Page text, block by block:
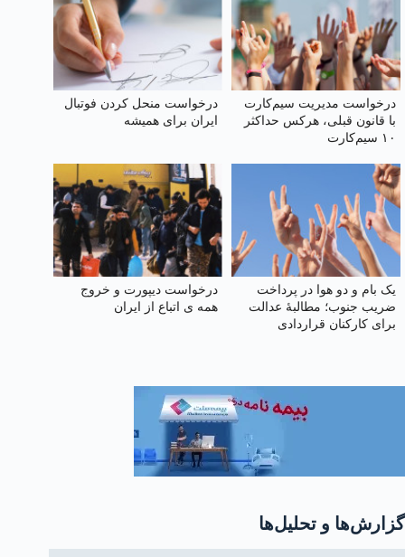
درخواست مدیریت سیم‌کارت
با قانون قبلی، هرکس حداکثر
۱۰ سیم‌کارت
درخواست منحل کردن فوتبال
ایران برای همیشه
یک بام و دو هوا در پرداخت
ضریب جنوب؛ مطالبهٔ عدالت
برای کارکنان قراردادی
درخواست دیپورت و خروج
همه ی اتباع از ایران
گزارش‌ها و تحلیل‌ها